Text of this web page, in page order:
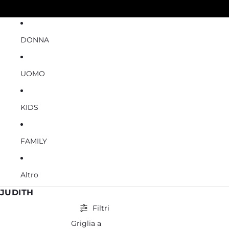
DONNA
UOMO
KIDS
FAMILY
Altro
JUDITH
Filtri
Griglia a